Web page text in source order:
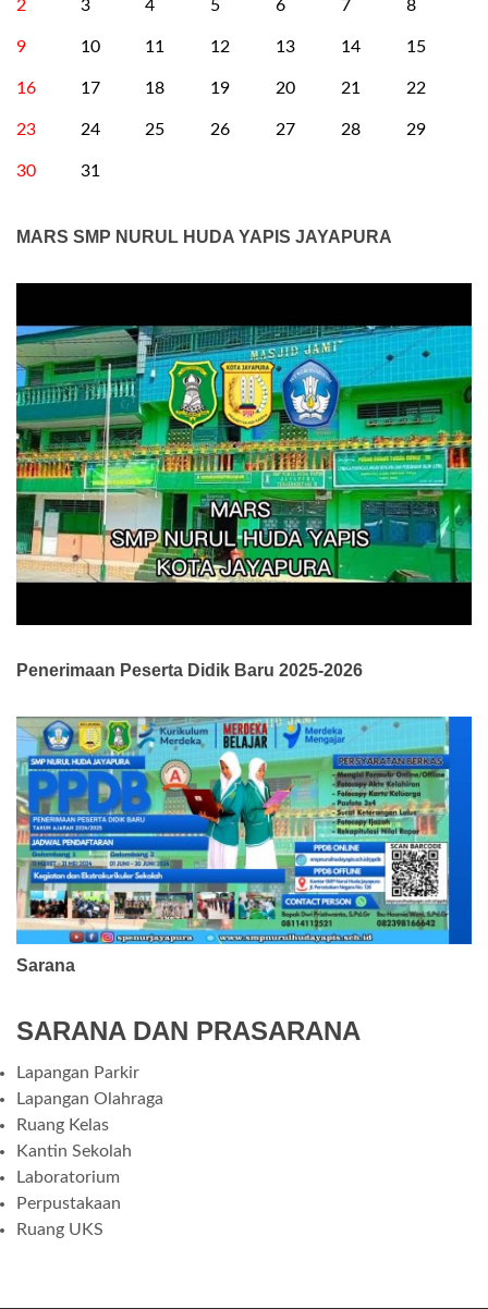
2 3 4 5 6 7 8
9 10 11 12 13 14 15
16 17 18 19 20 21 22
23 24 25 26 27 28 29
30 31
MARS SMP NURUL HUDA YAPIS JAYAPURA
Penerimaan Peserta Didik Baru 2025-2026
Sarana
SARANA DAN PRASARANA
Lapangan Parkir
Lapangan Olahraga
Ruang Kelas
Kantin Sekolah
Laboratorium
Perpustakaan
Ruang UKS